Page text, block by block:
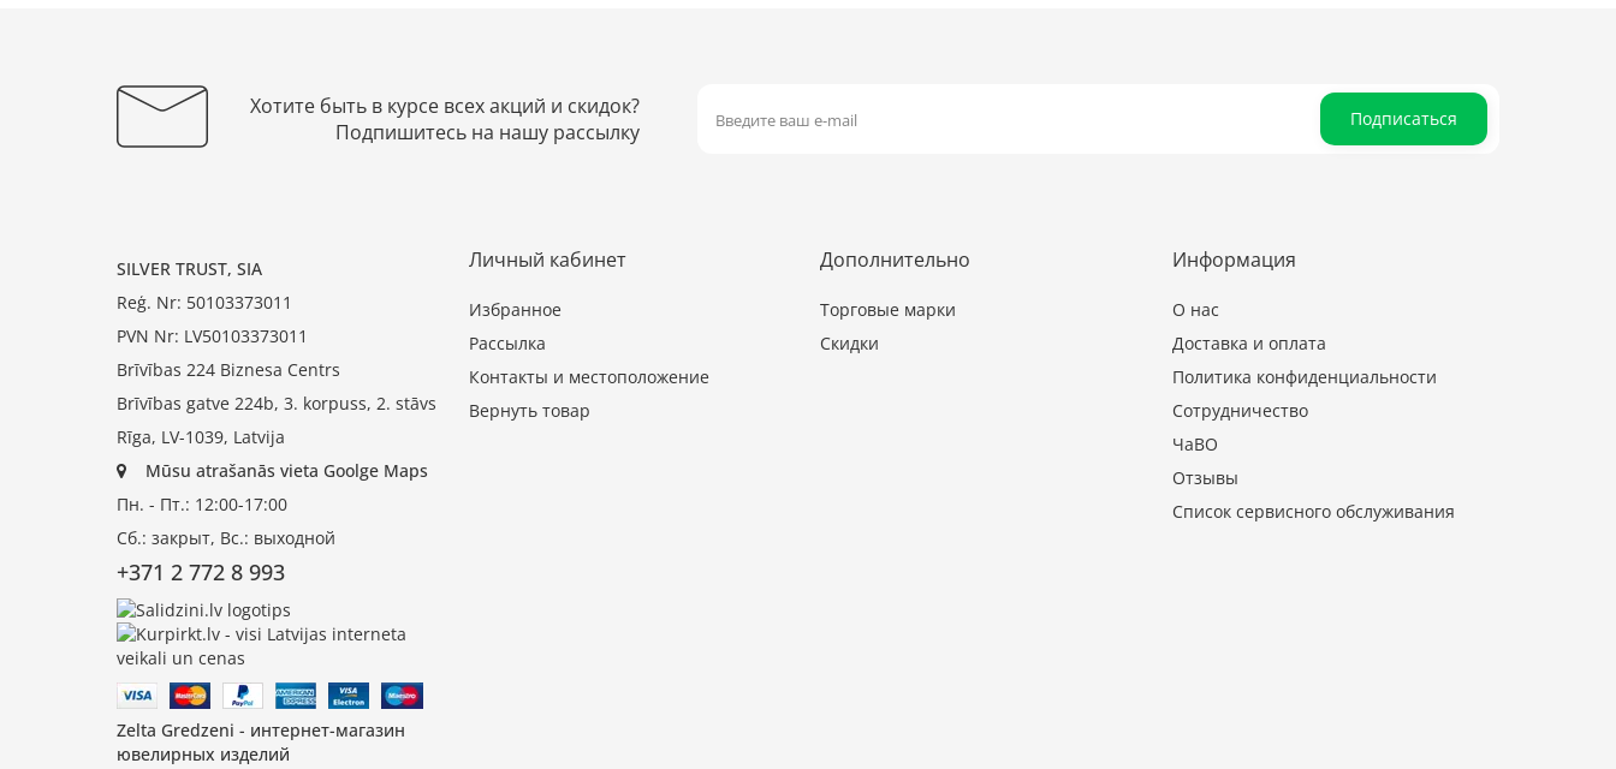
Хотите быть в курсе всех акций и скидок?
Подпишитесь на нашу рассылку
Подписаться
SILVER TRUST, SIA
Reģ. Nr: 50103373011
PVN Nr: LV50103373011
Brīvības 224 Biznesa Centrs
Brīvības gatve 224b, 3. korpuss, 2. stāvs
Rīga, LV-1039, Latvija
Mūsu atrašanās vieta Goolge Maps
Пн. - Пт.: 12:00-17:00
Сб.: закрыт, Вс.: выходной
+371 2 772 8 993
Zelta Gredzeni - интернет-магазин
ювелирных изделий
Личный кабинет
Избранное
Рассылка
Контакты и местоположение
Вернуть товар
Дополнительно
Торговые марки
Скидки
Информация
О нас
Доставка и оплата
Политика конфиденциальности
Сотрудничество
ЧаВО
Отзывы
Список сервисного обслуживания